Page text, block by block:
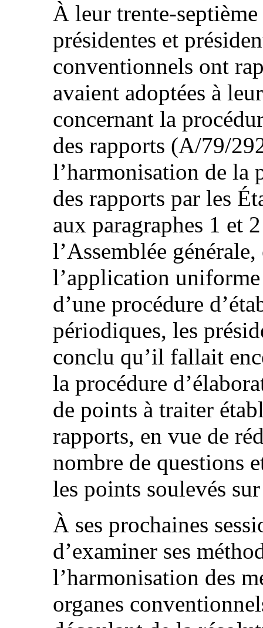
À leur trente-
présidentes et
conventionnels ont
avaient adoptées à
concernant la
des rapports (A/79/
l’harmonisation de la
des rapports par les
aux paragraphes 1 et
l’Assemblée
l’application
d’une procédure
périodiques, les
conclu qu’il fallait
la procédure
de points à traiter
rapports, en vue de
nombre de questions
les points soulevés
À ses prochaines
d’examiner ses
l’harmonisation des
organes